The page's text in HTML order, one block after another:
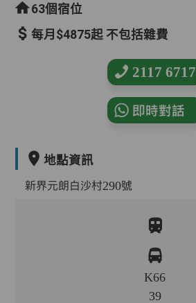
63個宿位
每月$4875起 不包括雜費
2117 6717
即時對話
地點資訊
新界元朗白沙村290號
K66
39